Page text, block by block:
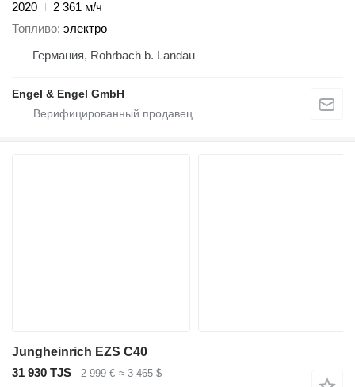
2020
2 361 м/ч
Топливо электро
Германия, Rohrbach b. Landau
Engel & Engel GmbH
Jungheinrich EZS C40
31 930 TJS
2 999 € ≈ 3 465 $